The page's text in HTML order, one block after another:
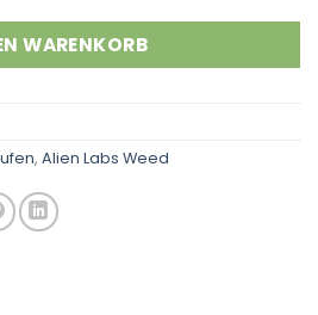
WARENKORB
, Alien Labs Weed